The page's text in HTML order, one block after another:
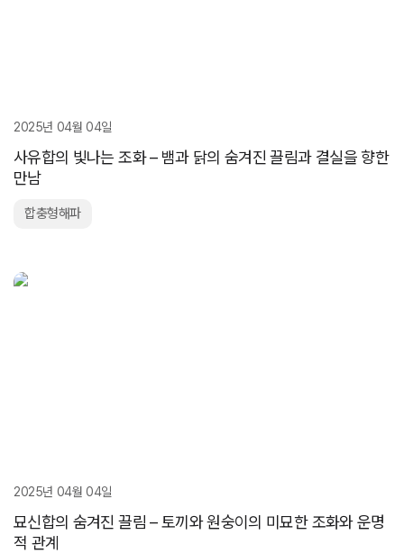
2025년 04월 04일
사유합의 빛나는 조화 – 뱀과 닭의 숨겨진 끌림과 결실을 향한
만남
합충형해파
2025년 04월 04일
묘신합의 숨겨진 끌림 – 토끼와 원숭이의 미묘한 조화와 운명
적 관계